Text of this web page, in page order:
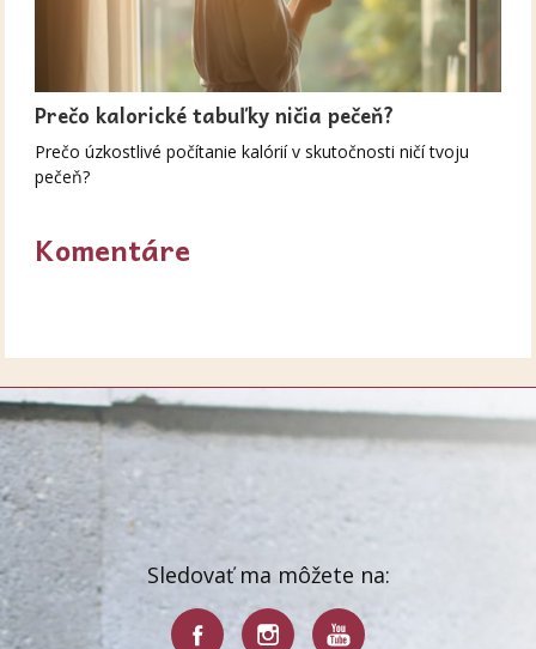
Prečo kalorické tabuľky ničia pečeň?
Prečo úzkostlivé počítanie kalórií v skutočnosti ničí tvoju
pečeň?
Komentáre
Sledovať ma môžete na: